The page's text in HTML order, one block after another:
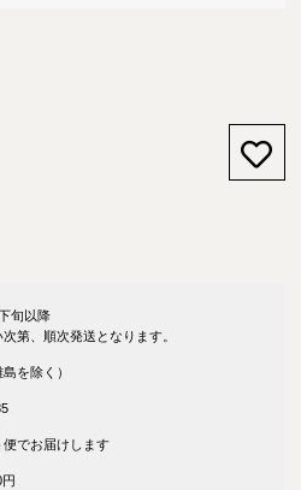
旬以降
第、順次発送となります。
を除く）
便でお届けします